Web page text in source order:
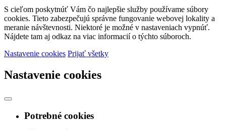
S cieľom poskytnúť Vám čo najlepšie služby používame súbory
cookies. Tieto zabezpečujú správne fungovanie webovej lokality a
meranie návštevnosti. Niektoré je možné v nastaveniach vypnúť.
Nájdete tam aj odkaz na viac informacií o týchto súboroch.
Nastavenie cookies Prijať všetky
Nastavenie cookies
Potrebné cookies